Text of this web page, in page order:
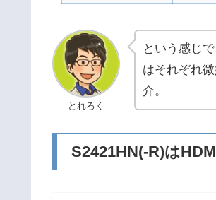
とれろく
という感じ
はそれぞれ
介。
S2421HN(-R)は